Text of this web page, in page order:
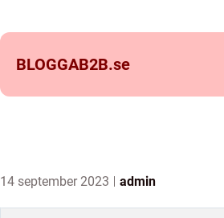
BLOGGAB2B.se
14 september 2023 admin